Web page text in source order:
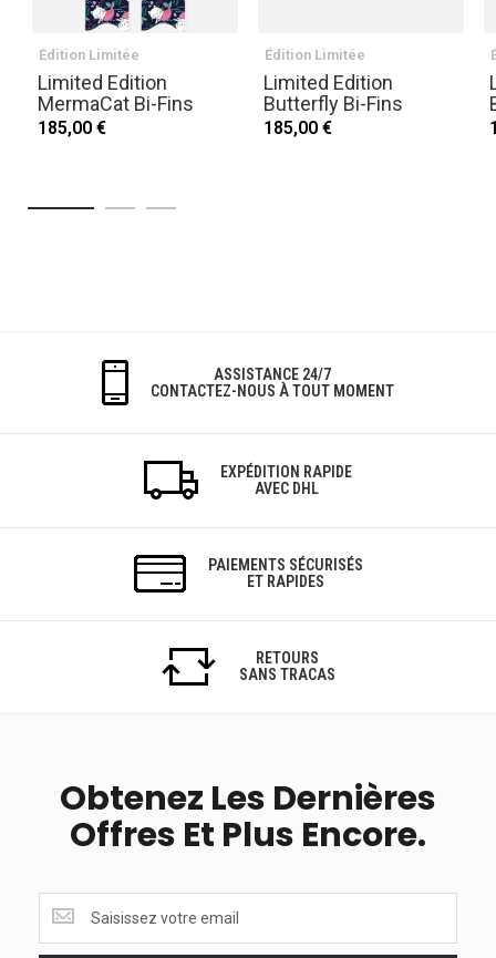
Édition Limitée
Limited Edition
MermaCat Bi-Fins
185,00 €
Édition Limitée
Limited Edition
Butterfly Bi-Fins
185,00 €
ASSISTANCE 24/7
CONTACTEZ-NOUS À TOUT MOMENT
EXPÉDITION RAPIDE
AVEC DHL
PAIEMENTS SÉCURISÉS
ET RAPIDES
RETOURS
SANS TRACAS
Obtenez Les Dernières
Offres Et Plus Encore.
les
dernières